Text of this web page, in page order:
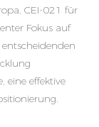
CEI-021 für
Fokus auf
eine effektive